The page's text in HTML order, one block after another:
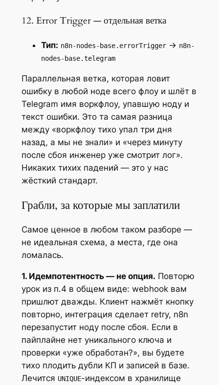
12. Error Trigger — отдельная ветка
Тип: n8n-nodes-base.errorTrigger→ n8n-
nodes-base.telegram
Параллельная ветка, которая ловит
ошибку в любой ноде всего флоу и шлёт в
Telegram имя воркфлоу, упавшую ноду и
текст ошибки. Это та самая разница
между «воркфлоу тихо упал три дня
назад, а мы не знали» и «через минуту
после сбоя инженер уже смотрит лог».
Никаких тихих падений — это у нас
жёсткий стандарт.
Грабли, за которые мы заплатили
Самое ценное в любом таком разборе —
не идеальная схема, а места, где она
ломалась.
1. Идемпотентность — не опция. Повторю
урок из п.4 в общем виде: webhook вам
пришлют дважды. Клиент нажмёт кнопку
повторно, интеграция сделает retry, n8n
перезапустит ноду после сбоя. Если в
пайплайне нет уникального ключа и
проверки «уже обработан?», вы будете
тихо плодить дубли КП и записей в базе.
Лечится UNIQUE-индексом в хранилище